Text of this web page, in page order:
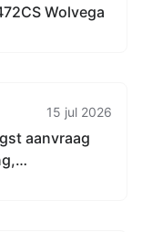
Wolvega
15 jul 2026
aanvraag